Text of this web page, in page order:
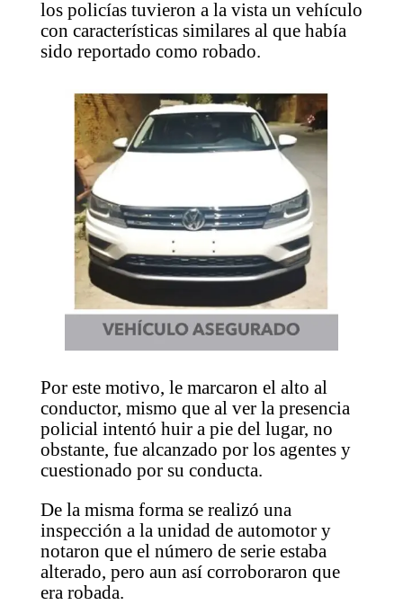
los policías tuvieron a la vista un vehículo
con características similares al que había
sido reportado como robado.
Por este motivo, le marcaron el alto al
conductor, mismo que al ver la presencia
policial intentó huir a pie del lugar, no
obstante, fue alcanzado por los agentes y
cuestionado por su conducta.
De la misma forma se realizó una
inspección a la unidad de automotor y
notaron que el número de serie estaba
alterado, pero aun así corroboraron que
era robada.